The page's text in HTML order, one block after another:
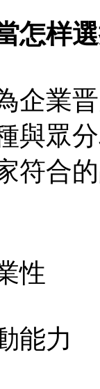
怎样
企業
與眾
符合
性
能力